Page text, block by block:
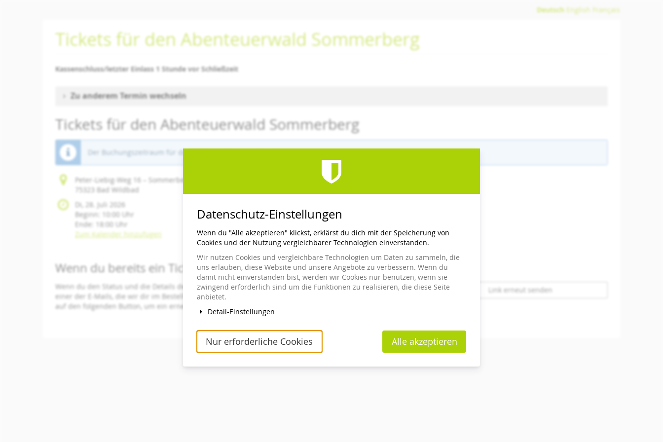
Deutsch English Français
Tickets für den Abenteuerwald Sommerberg
Kassenschluss/letzter Einlass 1 Stunde vor Schließzeit
Zu anderem Termin wechseln
Tickets für den Abenteuerwald Sommerberg
Der Buchungszeitraum für diese Veranstaltung ist beendet.
Peter-Liebig-Weg 16 – Sommerberg
75323 Bad Wildbad
Di, 28. Juli 2026
Beginn:
10:00
Uhr
Ende:
18:00
Uhr
Zum Kalender hinzufügen
Wenn du bereits ein Ticket bestellt hast
Wenn du den Status und die Details deiner Bestellung einsehen oder ändern willst, klicke auf den Link in
einer der E-Mails, die wir dir im Bestellvorgang geschickt haben. Wenn du den Link nicht finden kannst, klicke
auf den folgenden Button, um ein erneutes Zusenden des Links anzufordern.
Link erneut senden
Datenschutz-Einstellungen
Wenn du "Alle akzeptieren" klickst, erklärst du dich mit der Speicherung von
Cookies und der Nutzung vergleichbarer Technologien einverstanden.
Wir nutzen Cookies und vergleichbare Technologien um Daten zu sammeln, die
uns erlauben, diese Website und unsere Angebote zu verbessern. Wenn du
damit nicht einverstanden bist, werden wir Cookies nur benutzen, wenn sie
zwingend erforderlich sind um die Funktionen zu realisieren, die diese Seite
anbietet.
Detail-Einstellungen
Nur erforderliche Cookies Alle akzeptieren